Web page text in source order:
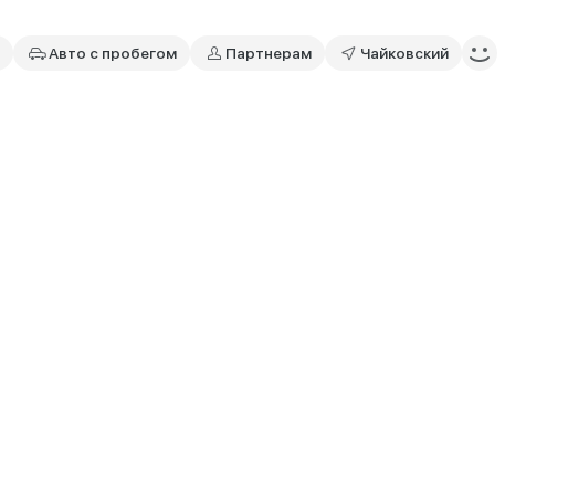
Авто с пробегом Партнерам Чайковский